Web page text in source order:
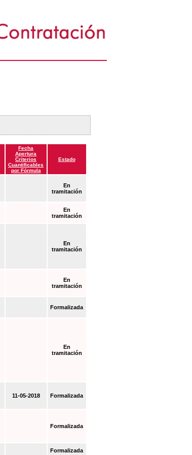
Fecha
Apertura
Criterios
Cuantificables
por Fórmula
Estado
En
tramitación
En
tramitación
En
tramitación
En
tramitación
Formalizada
En
tramitación
11-05-2018 Formalizada
Formalizada
Formalizada